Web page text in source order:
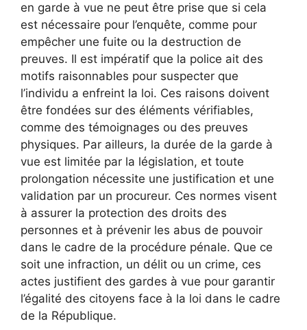
en garde à vue ne peut être prise que si cela
est nécessaire pour l’enquête, comme pour
empêcher une fuite ou la destruction de
preuves. Il est impératif que la police ait des
motifs raisonnables pour suspecter que
l’individu a enfreint la loi. Ces raisons doivent
être fondées sur des éléments vérifiables,
comme des témoignages ou des preuves
physiques. Par ailleurs, la durée de la garde à
vue est limitée par la législation, et toute
prolongation nécessite une justification et une
validation par un procureur. Ces normes visent
à assurer la protection des droits des
personnes et à prévenir les abus de pouvoir
dans le cadre de la procédure pénale. Que ce
soit une infraction, un délit ou un crime, ces
actes justifient des gardes à vue pour garantir
l’égalité des citoyens face à la loi dans le cadre
de la République.